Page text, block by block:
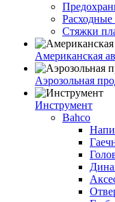
Стяжки
Американская
Аэрозольная
Инструмент
Bahco